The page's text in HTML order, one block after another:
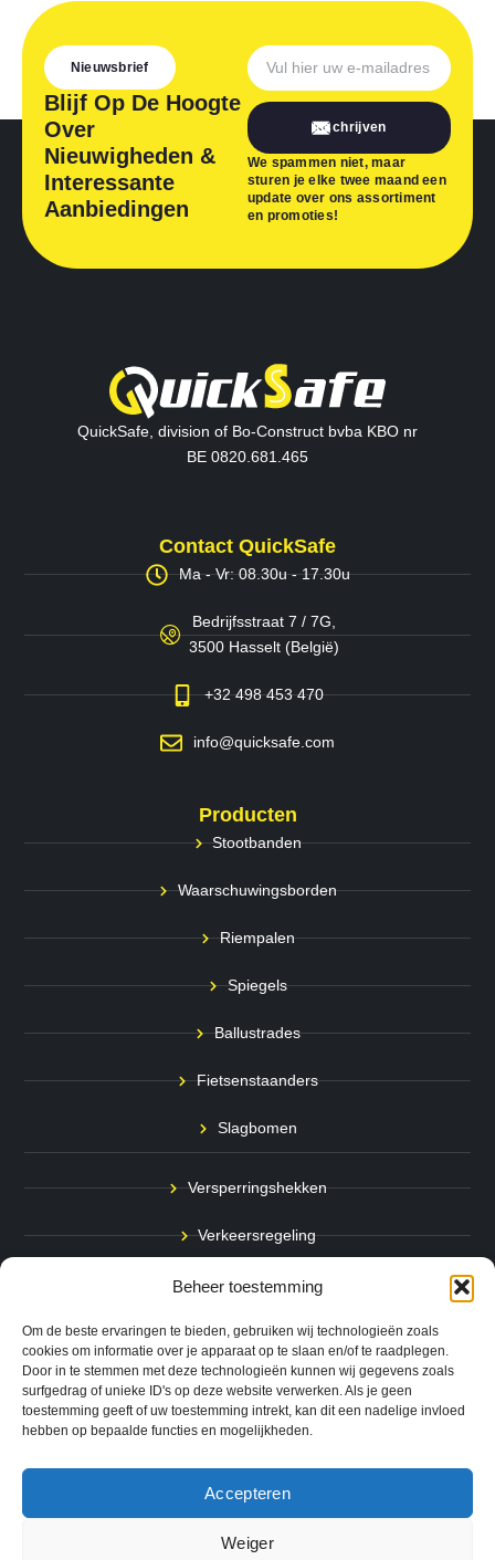
Beheer toestemming
Om de beste ervaringen te bieden, gebruiken wij technologieën zoals
cookies om informatie over je apparaat op te slaan en/of te raadplegen.
Door in te stemmen met deze technologieën kunnen wij gegevens zoals
surfgedrag of unieke ID's op deze website verwerken. Als je geen
toestemming geeft of uw toestemming intrekt, kan dit een nadelige invloed
hebben op bepaalde functies en mogelijkheden.
Accepteren
Weiger
Nieuwsbrief
Blijf Op De Hoogte
Over
Nieuwigheden &
Interessante
Aanbiedingen
Inschrijven
We spammen niet, maar
sturen je elke twee maand een
update over ons assortiment
en promoties!
QuickSafe, division of Bo-Construct bvba KBO nr
BE 0820.681.465
Contact QuickSafe
Ma - Vr: 08.30u - 17.30u
Bedrijfsstraat 7 / 7G,
3500 Hasselt (België)
+32 498 453 470
info@quicksafe.com
Producten
Stootbanden
Waarschuwingsborden
Riempalen
Spiegels
Ballustrades
Fietsenstaanders
Slagbomen
Versperringshekken
Verkeersregeling
Stadspalen
Afzetpalen
Bodemmarkering
Ram- & Aanrijbeveiliging
Copyright © 2024 QuickSafe. Alle rechten voorbehouden.